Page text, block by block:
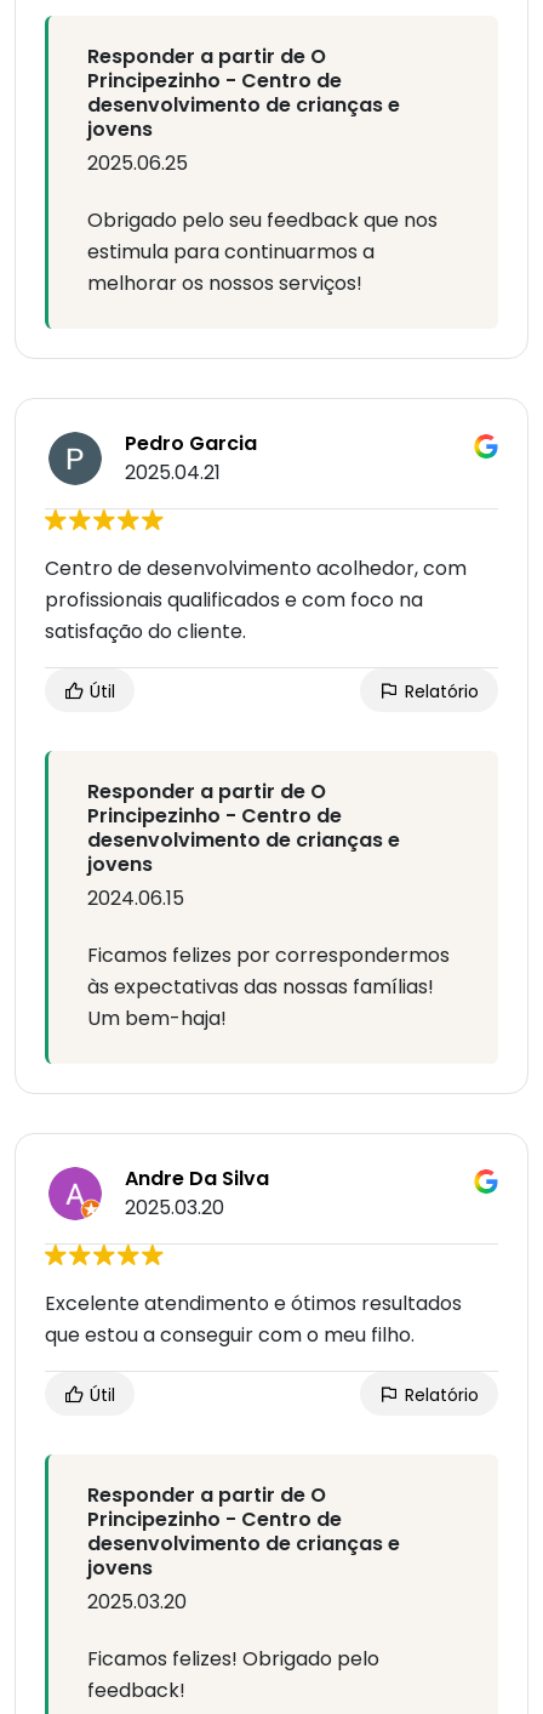
Responder a partir de O
Principezinho - Centro de
desenvolvimento de crianças e
jovens
2025.06.25
Obrigado pelo seu feedback que nos
estimula para continuarmos a
melhorar os nossos serviços!
Pedro Garcia
2025.04.21
Centro de desenvolvimento acolhedor, com
profissionais qualificados e com foco na
satisfação do cliente.
Útil Relatório
Responder a partir de O
Principezinho - Centro de
desenvolvimento de crianças e
jovens
2024.06.15
Ficamos felizes por correspondermos
às expectativas das nossas famílias!
Um bem-haja!
Andre Da Silva
2025.03.20
Excelente atendimento e ótimos resultados
que estou a conseguir com o meu filho.
Útil Relatório
Responder a partir de O
Principezinho - Centro de
desenvolvimento de crianças e
jovens
2025.03.20
Ficamos felizes! Obrigado pelo
feedback!